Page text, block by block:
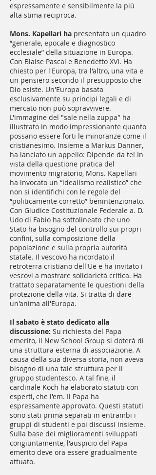
espressamente e sensibilmente la più
alta stima reciproca.
Mons. Kapellari ha presentato un quadro
“generale, epocale e diagnostico
ecclesiale” della situazione in Europa.
Con Blaise Pascal e Benedetto XVI. Ha
chiesto per l'Europa, tra l'altro, una vita e
un pensiero secondo il presupposto che
Dio esiste. Un'Europa basata
esclusivamente su principi legali e di
mercato non può sopravvivere.
L'immagine del "sale nella zuppa" ha
illustrato in modo impressionante quanto
possano essere forti le minoranze come il
cristianesimo. Insieme a Markus Danner,
ha lanciato un appello: Dipende da te! In
vista della questione pratica del
movimento migratorio, Mons. Kapellari
ha invocato un “idealismo realistico” che
non si identifichi con le regole del
“politicamente corretto” benintenzionato.
Con Giudice Costituzionale Federale a. D.
Udo di Fabio ha sottolineato che uno
Stato ha bisogno del controllo sui propri
confini, sulla composizione della
popolazione e sulla propria autorità
statale. Il vescovo ha ricordato il
retroterra cristiano dell'Ue e ha invitato i
vescovi a mostrare solidarietà critica. Ha
trattato separatamente le questioni della
protezione della vita. Si tratta di dare
un'anima all'Europa.
Il sabato è stato dedicato alla
discussione: Su richiesta del Papa
emerito, il New School Group si doterà di
una struttura esterna di associazione. A
causa della sua diversa storia, non aveva
bisogno di una tale struttura per il
gruppo studentesco. A tal fine, il
cardinale Koch ha elaborato statuti con
esperti, che l'em. Il Papa ha
espressamente approvato. Questi statuti
sono stati prima separati in entrambi i
gruppi di studenti e poi discussi insieme.
Sulla base dei miglioramenti sviluppati
congiuntamente, l'auspicio del Papa
emerito deve ora essere gradualmente
attuato.